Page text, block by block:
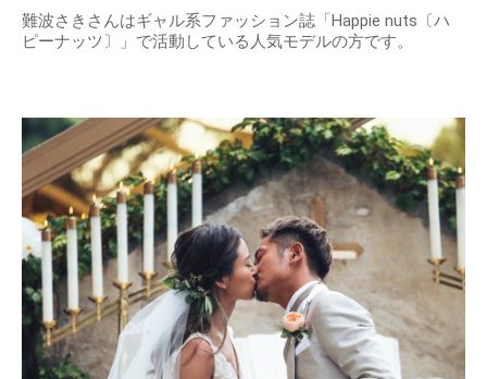
難波さきさんはギャル系ファッション誌「Happie nuts〔ハ
ピーナッツ〕」で活動している人気モデルの方です。